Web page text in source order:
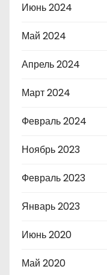
Июнь 2024
Май 2024
Апрель 2024
Март 2024
Февраль 2024
Ноябрь 2023
Февраль 2023
Январь 2023
Июнь 2020
Май 2020